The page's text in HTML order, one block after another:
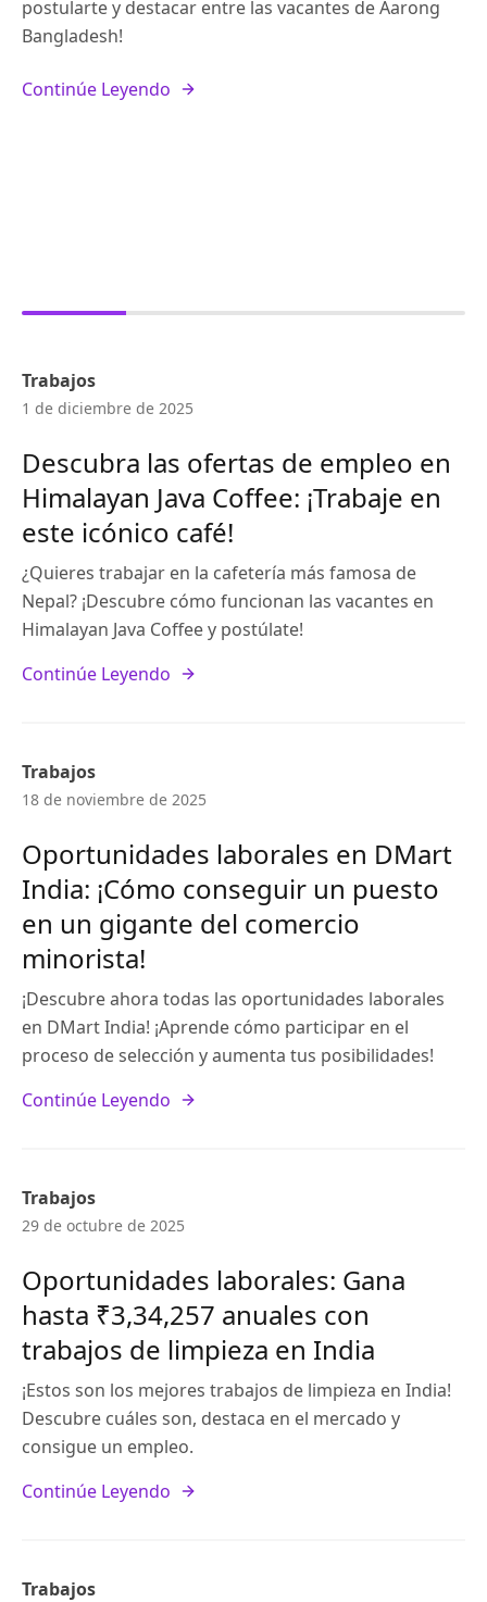
postularte y destacar entre las vacantes de Aarong
Bangladesh!
Continúe Leyendo
Trabajos
1 de diciembre de 2025
Descubra las ofertas de empleo en
Himalayan Java Coffee: ¡Trabaje en
este icónico café!
¿Quieres trabajar en la cafetería más famosa de
Nepal? ¡Descubre cómo funcionan las vacantes en
Himalayan Java Coffee y postúlate!
Continúe Leyendo
Trabajos
18 de noviembre de 2025
Oportunidades laborales en DMart
India: ¡Cómo conseguir un puesto
en un gigante del comercio
minorista!
¡Descubre ahora todas las oportunidades laborales
en DMart India! ¡Aprende cómo participar en el
proceso de selección y aumenta tus posibilidades!
Continúe Leyendo
Trabajos
29 de octubre de 2025
Oportunidades laborales: Gana
hasta ₹3,34,257 anuales con
trabajos de limpieza en India
¡Estos son los mejores trabajos de limpieza en India!
Descubre cuáles son, destaca en el mercado y
consigue un empleo.
Continúe Leyendo
Trabajos